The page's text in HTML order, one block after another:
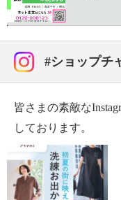
・中国製
#ショップチ
皆さまの素敵な
しております。